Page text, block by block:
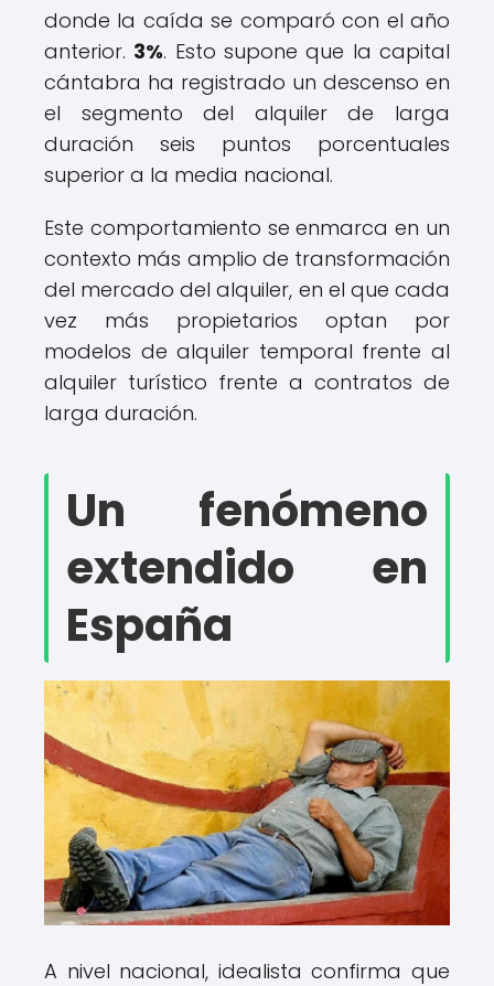
donde la caída se comparó con el año
anterior. 3%. Esto supone que la capital
cántabra ha registrado un descenso en
el segmento del alquiler de larga
duración seis puntos porcentuales
superior a la media nacional.
Este comportamiento se enmarca en un
contexto más amplio de transformación
del mercado del alquiler, en el que cada
vez más propietarios optan por
modelos de alquiler temporal frente al
alquiler turístico frente a contratos de
larga duración.
Un fenómeno
extendido en
España
A nivel nacional, idealista confirma que